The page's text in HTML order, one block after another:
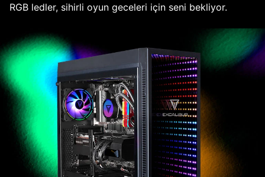
RGB ledler, sihirli oyun geceleri için seni bekliyor.